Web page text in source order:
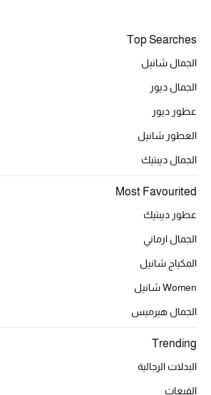
Top Searches
الجمال شانيل
الجمال ديور
عطور ديور
العطور شانيل
الجمال ديبتيك
Most Favourited
عطور ديبتيك
الجمال ارماني
المكياج شانيل
Women شانيل
الجمال هيرميس
Trending
البدلات الرجالية
القبعات